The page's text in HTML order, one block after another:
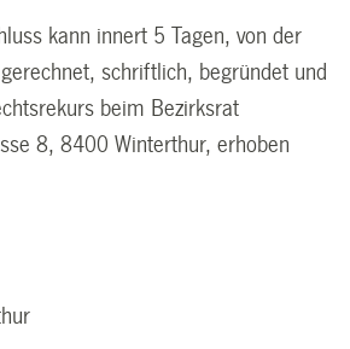
kann innert 5 Tagen, von der
schriftlich, begründet und
beim Bezirksrat
8, 8400 Winterthur, erhoben